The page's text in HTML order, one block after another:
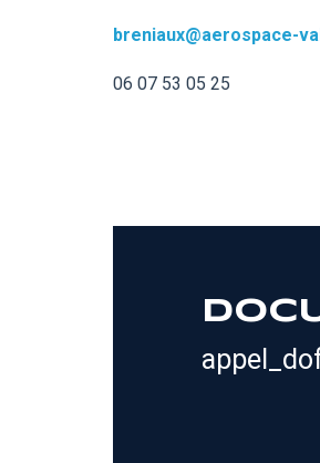
breniaux@aerospace-
06 07 53 05 25